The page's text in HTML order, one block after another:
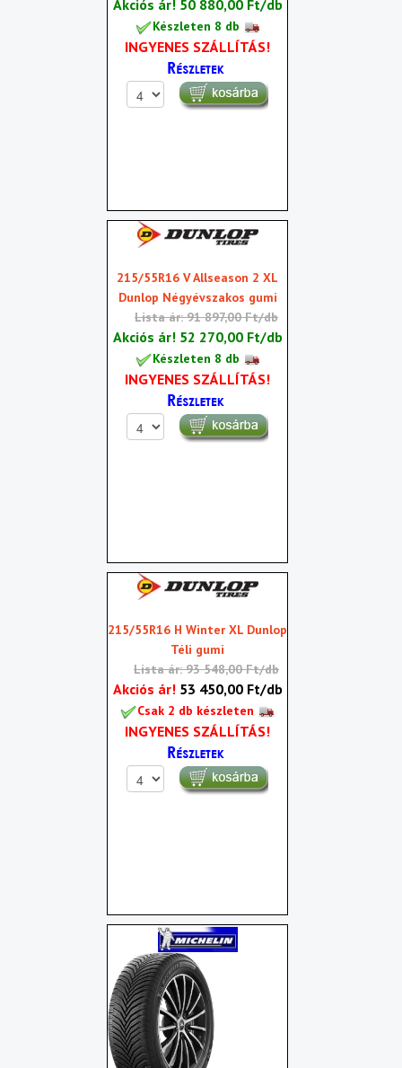
Akciós ár! 50 880,00 Ft/db
Készleten 8 db
INGYENES SZÁLLÍTÁS!
215/55R16 V Allseason 2 XL
Dunlop Négyévszakos gumi
Lista ár: 91 897,00 Ft/db
Akciós ár! 52 270,00 Ft/db
Készleten 8 db
INGYENES SZÁLLÍTÁS!
215/55R16 H Winter XL Dunlop
Téli gumi
Lista ár: 93 548,00 Ft/db
Akciós ár! 53 450,00 Ft/db
Csak 2 db készleten
INGYENES SZÁLLÍTÁS!